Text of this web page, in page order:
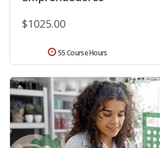
$1025.00
55 Course Hours